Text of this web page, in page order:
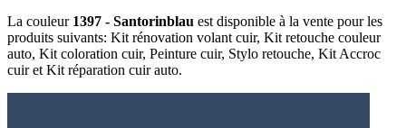
La couleur 1397 - Santorinblau est disponible à la vente pour les
produits suivants: Kit rénovation volant cuir, Kit retouche couleur
auto, Kit coloration cuir, Peinture cuir, Stylo retouche, Kit Accroc
cuir et Kit réparation cuir auto.